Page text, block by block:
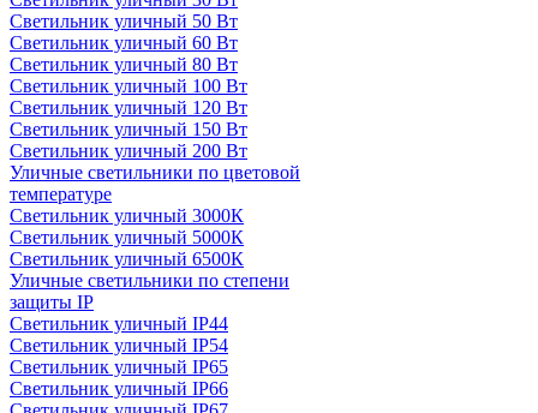
Светильник уличный 50 Вт
Светильник уличный 60 Вт
Светильник уличный 80 Вт
Светильник уличный 100 Вт
Светильник уличный 120 Вт
Светильник уличный 150 Вт
Светильник уличный 200 Вт
Уличные светильники по цветовой
температуре
Cветильник уличный 3000К
Cветильник уличный 5000К
Cветильник уличный 6500К
Уличные светильники по степени
защиты IP
Светильник уличный IP44
Светильник уличный IP54
Светильник уличный IP65
Светильник уличный IP66